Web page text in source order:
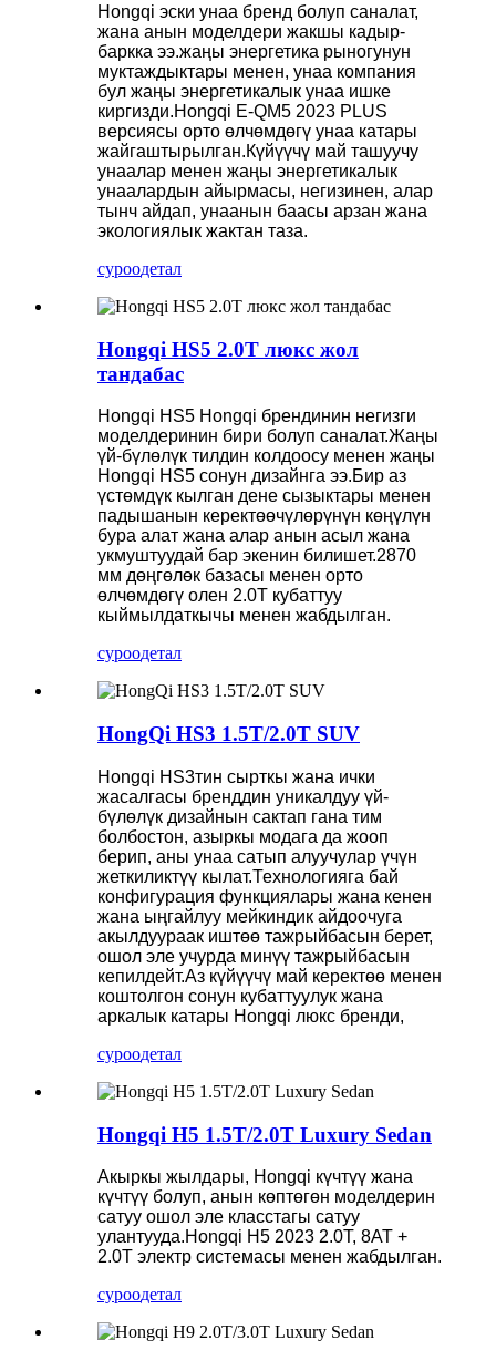
Hongqi эски унаа бренд болуп саналат,
жана анын моделдери жакшы кадыр-
баркка ээ.жаңы энергетика рыногунун
муктаждыктары менен, унаа компания
бул жаңы энергетикалык унаа ишке
киргизди.Hongqi E-QM5 2023 PLUS
версиясы орто өлчөмдөгү унаа катары
жайгаштырылган.Күйүүчү май ташуучу
унаалар менен жаңы энергетикалык
унаалардын айырмасы, негизинен, алар
тынч айдап, унаанын баасы арзан жана
экологиялык жактан таза.
суроодетал
Hongqi HS5 2.0T люкс жол
тандабас
Hongqi HS5 Hongqi брендинин негизги
моделдеринин бири болуп саналат.Жаңы
үй-бүлөлүк тилдин колдоосу менен жаңы
Hongqi HS5 сонун дизайнга ээ.Бир аз
үстөмдүк кылган дене сызыктары менен
падышанын керектөөчүлөрүнүн көңүлүн
бура алат жана алар анын асыл жана
укмуштуудай бар экенин билишет.2870
мм дөңгөлөк базасы менен орто
өлчөмдөгү олен 2.0T кубаттуу
кыймылдаткычы менен жабдылган.
суроодетал
HongQi HS3 1.5T/2.0T SUV
Hongqi HS3тин сырткы жана ички
жасалгасы бренддин уникалдуу үй-
бүлөлүк дизайнын сактап гана тим
болбостон, азыркы модага да жооп
берип, аны унаа сатып алуучулар үчүн
жеткиликтүү кылат.Технологияга бай
конфигурация функциялары жана кенен
жана ыңгайлуу мейкиндик айдоочуга
акылдуураак иштөө тажрыйбасын берет,
ошол эле учурда минүү тажрыйбасын
кепилдейт.Аз күйүүчү май керектөө менен
коштолгон сонун кубаттуулук жана
аркалык катары Hongqi люкс бренди,
суроодетал
Hongqi H5 1.5T/2.0T Luxury Sedan
Акыркы жылдары, Hongqi күчтүү жана
күчтүү болуп, анын көптөгөн моделдерин
сатуу ошол эле класстагы сатуу
улантууда.Hongqi H5 2023 2.0T, 8AT +
2.0T электр системасы менен жабдылган.
суроодетал